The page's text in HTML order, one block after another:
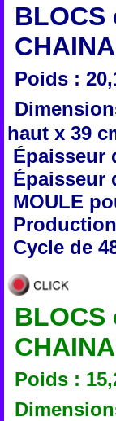
BLOCS
Poids :
haut x 39
Épaisseur
Épaisseur
MOULE
Cycle de
BLOCS
Poids :